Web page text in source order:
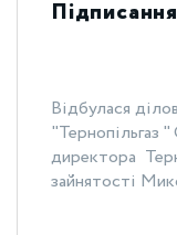
Відбулася
директора
зайнятості